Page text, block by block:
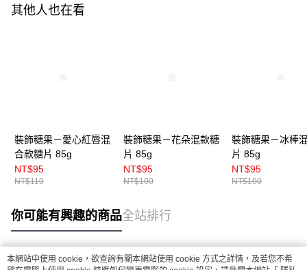
其他人也在看
裝飾糖果－愛心紅唇混
合款糖片 85g
NT$95
NT$110
裝飾糖果－花朵混款糖
片 85g
NT$95
NT$100
裝飾糖果－冰棒
片 85g
NT$95
NT$100
你可能有興趣的商品全站排行
本網站中使用 cookie，欲查詢有關本網站使用 cookie 方式之詳情，及若您不希